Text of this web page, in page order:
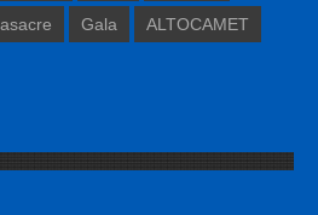
Gala ALTOCAMET